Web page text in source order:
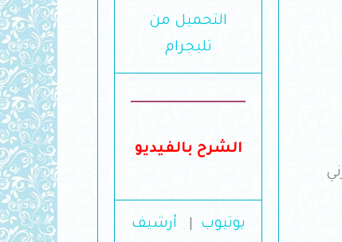
التحميل من
تليجرام
__________________
الشرح بالفيديو
يوتيوب أرشيف